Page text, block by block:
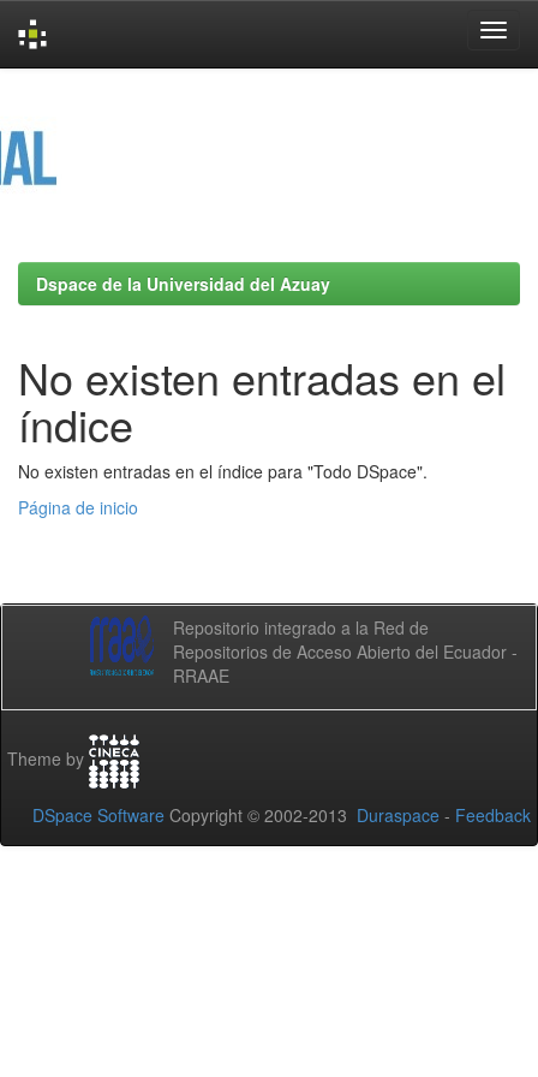
Dspace de la Universidad del Azuay
No existen entradas en el
índice
No existen entradas en el índice para "Todo DSpace".
Página de inicio
Repositorio integrado a la Red de
Repositorios de Acceso Abierto del Ecuador -
RRAAE
Theme by
DSpace Software Copyright © 2002-2013 Duraspace - Feedback